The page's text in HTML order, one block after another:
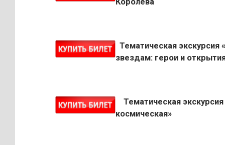
Тематическая экскурсия
звездам: герои и
Тематическая
космическая»